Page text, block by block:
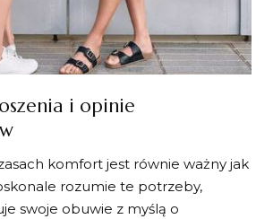
i opinie
komfort jest równie ważny jak
rozumie te potrzeby,
swoje obuwie z myślą o